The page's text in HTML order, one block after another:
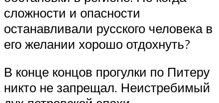
сложности и опасности
останавливали русского человека в
его желании хорошо отдохнуть?
В конце концов прогулки по Питеру
никто не запрещал. Неистребимый